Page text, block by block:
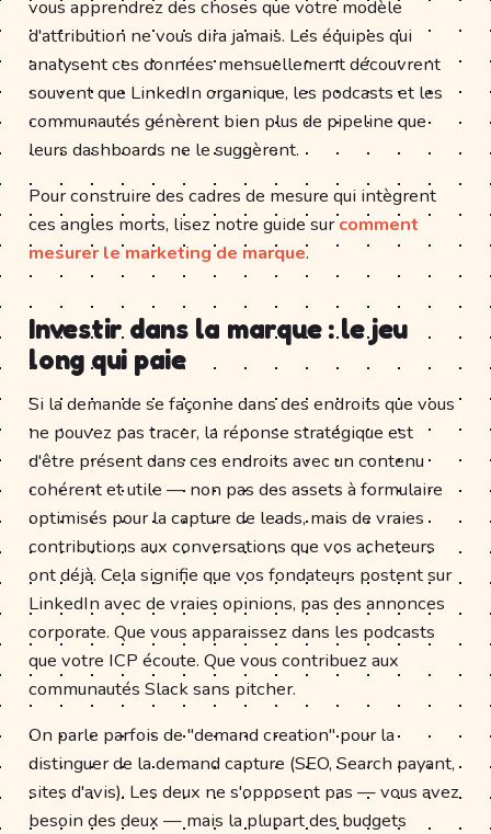
vous apprendrez des choses que votre modèle
d'attribution ne vous dira jamais. Les équipes qui
analysent ces données mensuellement découvrent
souvent que LinkedIn organique, les podcasts et les
communautés génèrent bien plus de pipeline que
leurs dashboards ne le suggèrent.
Pour construire des cadres de mesure qui intègrent
ces angles morts, lisez notre guide surcomment
mesurer le marketing de marque.
Investir dans la marque : le jeu
long qui paie
Si la demande se façonne dans des endroits que vous
ne pouvez pas tracer, la réponse stratégique est
d'être présent dans ces endroits avec un contenu
cohérent et utile — non pas des assets à formulaire
optimisés pour la capture de leads, mais de vraies
contributions aux conversations que vos acheteurs
ont déjà. Cela signifie que vos fondateurs postent sur
LinkedIn avec de vraies opinions, pas des annonces
corporate. Que vous apparaissez dans les podcasts
que votre ICP écoute. Que vous contribuez aux
communautés Slack sans pitcher.
On parle parfois de "demand creation" pour la
distinguer de la demand capture (SEO, Search payant,
sites d'avis). Les deux ne s'opposent pas — vous avez
besoin des deux — mais la plupart des budgets